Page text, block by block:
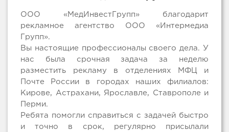
ООО «МедИнвестГрупп» благодарит
рекламное агентство ООО «Интермедиа
Групп».
Вы настоящие профессионалы своего дела. У
нас была срочная задача за неделю
разместить рекламу в отделениях МФЦ и
Почте России в городах наших филиалов:
Кирове, Астрахани, Ярославле, Ставрополе и
Перми.
Ребята помогли справиться с задачей быстро
и точно в срок, регулярно присылали